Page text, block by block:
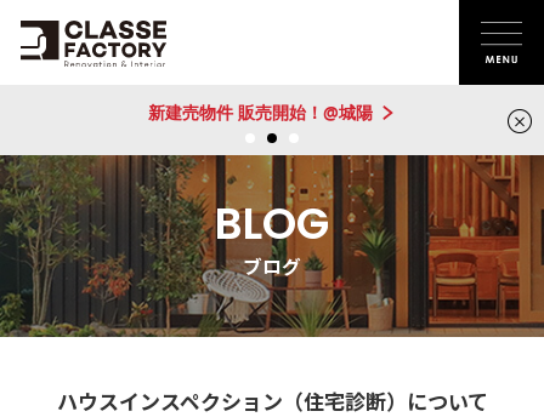
新建売物件 販売開始！@城陽
BLOG
ブログ
ハウスインスペクション（住宅診断）について